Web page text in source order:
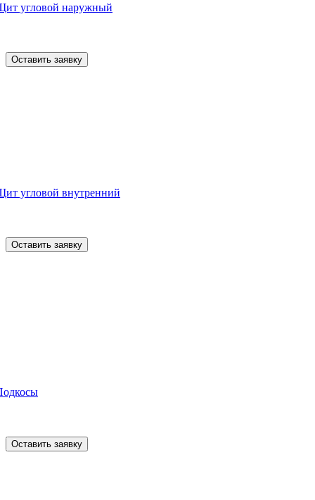
угловой наружный
Оставить заявку
угловой внутренний
Оставить заявку
Оставить заявку